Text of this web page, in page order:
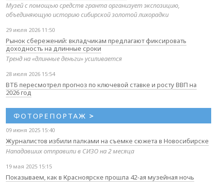
Музей с помощью средств гранта организует экспозицию,
объединяющую историю сибирской золотой лихорадки
29 июля 2026 11:50
Рынок сбережений: вкладчикам предлагают фиксировать
доходность на длинные сроки
Тренд на «длинные деньги» усиливается
28 июля 2026 15:54
ВТБ пересмотрел прогноз по ключевой ставке и росту ВВП на
2026 год
ФОТОРЕПОРТАЖ >
09 июня 2025 15:40
Журналистов избили палками на съемке сюжета в Новосибирске
Нападавших отправили в СИЗО на 2 месяца
19 мая 2025 15:15
Показываем, как в Красноярске прошла 42-ая музейная ночь